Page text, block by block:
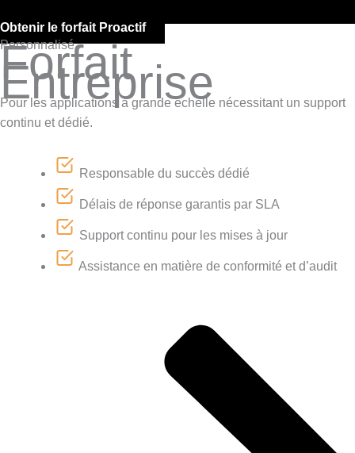
Obtenir le forfait Proactif
Personnalisé
Forfait
Entreprise
Pour les applications à grande échelle nécessitant un support
continu et dédié.
Responsable du succès dédié
Délais de réponse garantis par SLA
Support continu pour les mises à jour
Assistance en matière de conformité et d’audit